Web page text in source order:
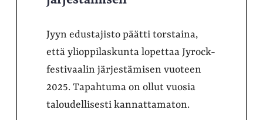
Jyyn edustajisto päätti torstaina,
että ylioppilaskunta lopettaa Jyrock-
festivaalin järjestämisen vuoteen
2025. Tapahtuma on ollut vuosia
taloudellisesti kannattamaton.